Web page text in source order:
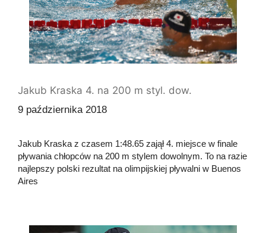
Jakub Kraska 4. na 200 m styl. dow.
9 października 2018
Jakub Kraska z czasem 1:48.65 zajął 4. miejsce w finale
pływania chłopców na 200 m stylem dowolnym. To na razie
najlepszy polski rezultat na olimpijskiej pływalni w Buenos
Aires